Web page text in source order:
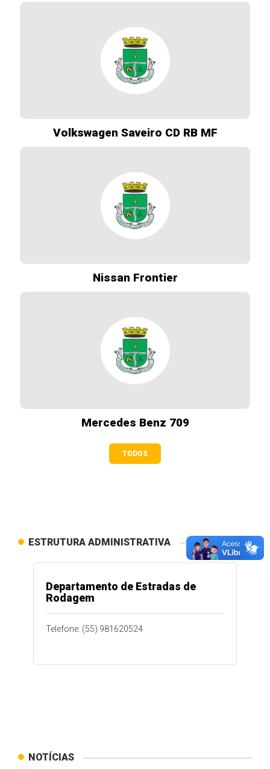
Volkswagen Saveiro CD RB MF
Nissan Frontier
Mercedes Benz 709
TODOS
ESTRUTURA ADMINISTRATIVA
Departamento de Estradas de
Rodagem
Telefone: (55) 981620524
NOTÍCIAS